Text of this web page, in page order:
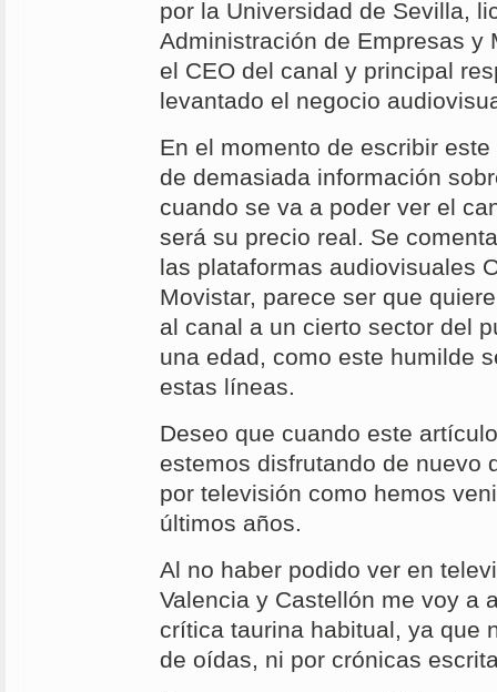
por la Universidad de Sevilla,
Administración de Empresas y
el CEO del canal y principal
levantado el negocio
En el momento de escribir
de demasiada información
cuando se va a poder ver el
será su precio real. Se
las plataformas audiovisuales
Movistar, parece ser que
al canal a un cierto sector del
una edad, como este humilde
estas líneas.
Deseo que cuando este
estemos disfrutando de nuevo
por televisión como hemos
últimos años.
Al no haber podido ver en
Valencia y Castellón me voy a
crítica taurina habitual, ya que
de oídas, ni por crónicas